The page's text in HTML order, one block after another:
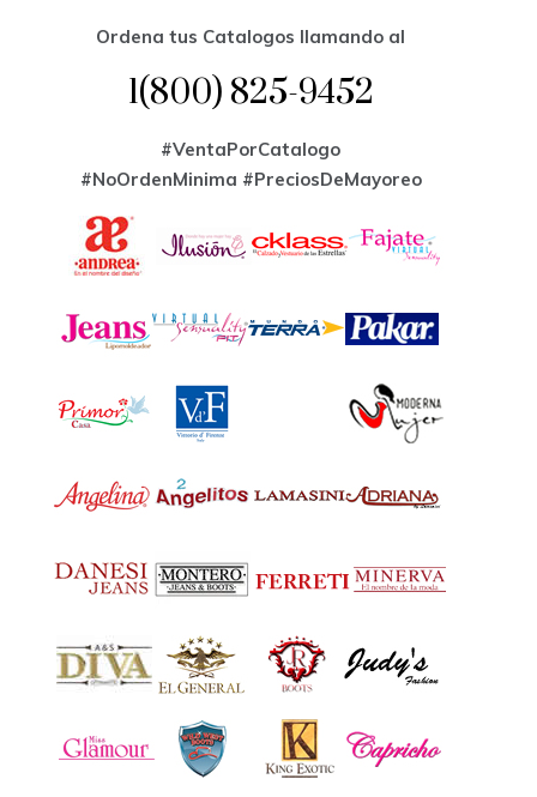
Ordena tus Catalogos llamando al
1(800) 825-9452
#VentaPorCatalogo
#NoOrdenMinima #PreciosDeMayoreo